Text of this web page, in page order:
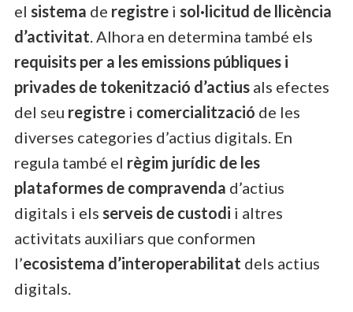
el sistema de registre i sol·licitud de llicència
d’activitat. Alhora en determina també els
requisits per a les emissions públiques i
privades de tokenització d’actius als efectes
del seu registre i comercialització de les
diverses categories d’actius digitals. En
regula també el règim jurídic de les
plataformes de compravenda d’actius
digitals i els serveis de custodi i altres
activitats auxiliars que conformen
l’ecosistema d’interoperabilitat dels actius
digitals.